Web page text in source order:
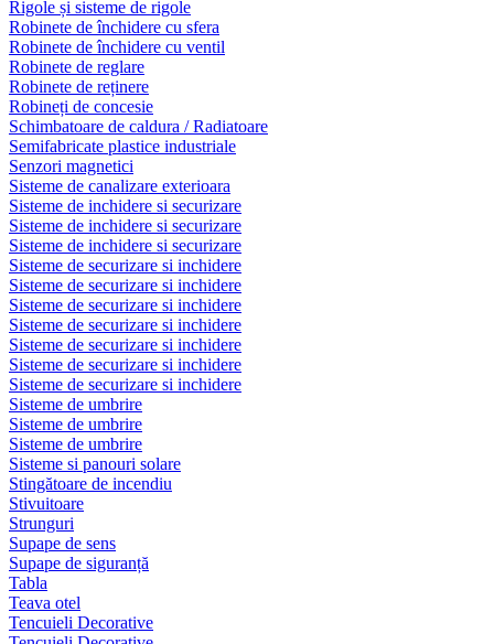
Rigole și sisteme de rigole
Robinete de închidere cu sfera
Robinete de închidere cu ventil
Robinete de reglare
Robinete de reținere
Robineți de concesie
Schimbatoare de caldura / Radiatoare
Semifabricate plastice industriale
Senzori magnetici
Sisteme de canalizare exterioara
Sisteme de inchidere si securizare
Sisteme de inchidere si securizare
Sisteme de inchidere si securizare
Sisteme de securizare si inchidere
Sisteme de securizare si inchidere
Sisteme de securizare si inchidere
Sisteme de securizare si inchidere
Sisteme de securizare si inchidere
Sisteme de securizare si inchidere
Sisteme de securizare si inchidere
Sisteme de umbrire
Sisteme de umbrire
Sisteme de umbrire
Sisteme si panouri solare
Stingătoare de incendiu
Stivuitoare
Strunguri
Supape de sens
Supape de siguranță
Tabla
Teava otel
Tencuieli Decorative